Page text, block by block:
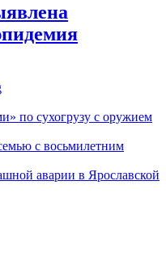
по сухогрузу с оружием
с восьмилетним
аварии в Ярославской